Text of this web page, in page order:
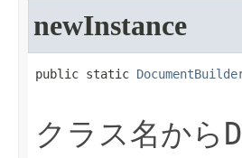
newInstance
public static
クラス名から